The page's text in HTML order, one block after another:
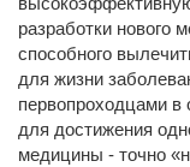
разработки нового
способного
для жизни
первопроходцами в
для достижения
медицины - точно